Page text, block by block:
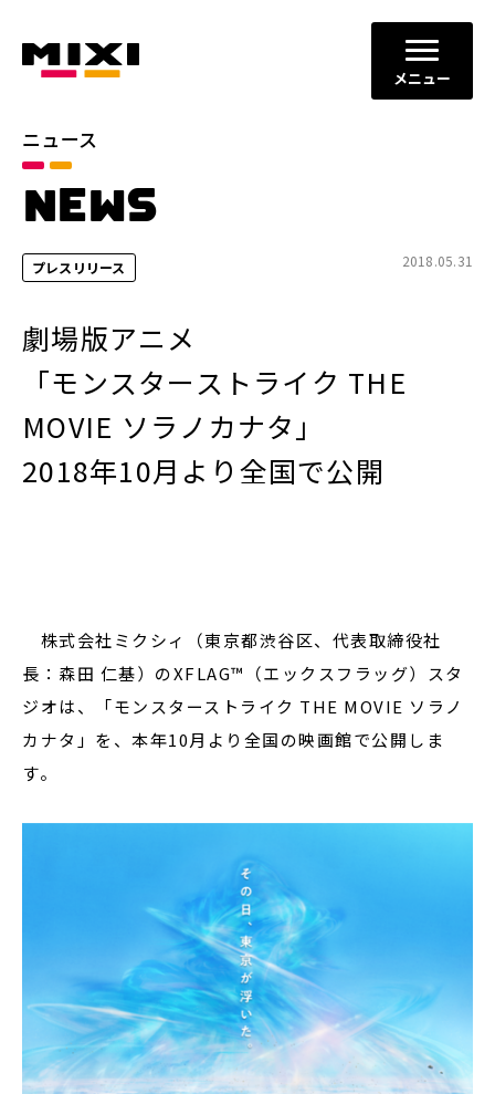
メニュー
ニュース
NEWS
プレスリリース 2018.05.31
劇場版アニメ
「モンスターストライク THE
MOVIE ソラノカナタ」
2018年10月より全国で公開
株式会社ミクシィ（東京都渋谷区、代表取締役社
長：森田 仁基）のXFLAG™（エックスフラッグ）スタ
ジオは、「モンスターストライク THE MOVIE ソラノ
カナタ」を、本年10月より全国の映画館で公開しま
す。
カテゴリ
お知らせ
2026年